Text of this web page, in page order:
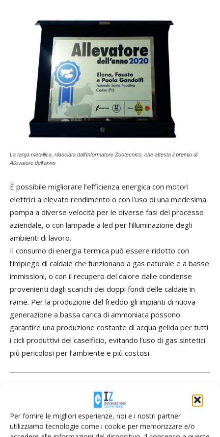
Per fornire le migliori esperienze, noi e i nostri partner
utilizziamo tecnologie come i cookie per memorizzare e/o
La targa metallica, rilasciata dall’Informatore Zootecnico, che attesta il premio di
Allevatore dell’anno
È possibile migliorare l’efficienza energica con motori
elettrici a elevato rendimento o con l’uso di una medesima
pompa a diverse velocità per le diverse fasi del processo
aziendale, o con lampade a led per l’illuminazione degli
ambienti di lavoro.
Il consumo di energia termica può essere ridotto con
l’impiego di caldaie che funzionano a gas naturale e a basse
immissioni, o con il recupero del calore dalle condense
provenienti dagli scarichi dei doppi fondi delle caldaie in
rame. Per la produzione del freddo gli impianti di nuova
generazione a bassa carica di ammoniaca possono
garantire una produzione costante di acqua gelida per tutti
i cicli produttivi del caseificio, evitando l’uso di gas sintetici
più pericolosi per l’ambiente e più costosi.
Donda: l’Aia mette sul piatto il
contributo del progetto Leo